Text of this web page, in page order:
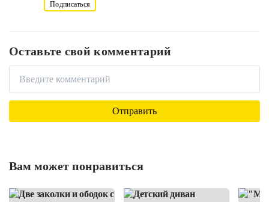
Подписаться
Оставьте свой комментарий
Вам может понравиться